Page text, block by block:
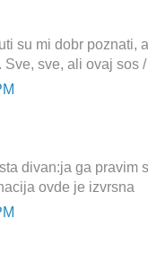
su mi dobr poznati,
sve, ali ovaj sos
divan:ja ga pravim
ovde je izvrsna